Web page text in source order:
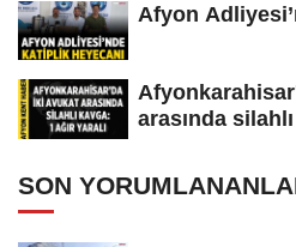
Afyon
arasında
SON